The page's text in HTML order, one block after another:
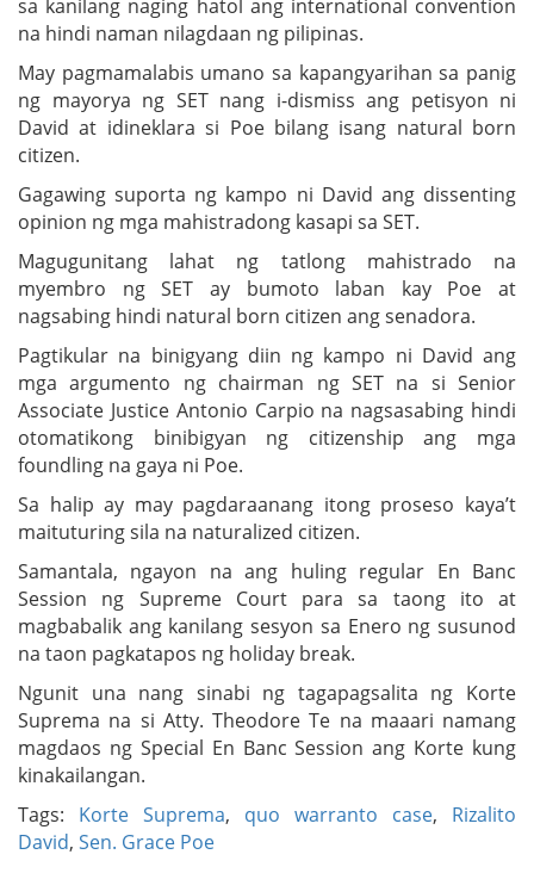
sa kanilang naging hatol ang international convention
na hindi naman nilagdaan ng pilipinas.
May pagmamalabis umano sa kapangyarihan sa panig
ng mayorya ng SET nang i-dismiss ang petisyon ni
David at idineklara si Poe bilang isang natural born
citizen.
Gagawing suporta ng kampo ni David ang dissenting
opinion ng mga mahistradong kasapi sa SET.
Magugunitang lahat ng tatlong mahistrado na
myembro ng SET ay bumoto laban kay Poe at
nagsabing hindi natural born citizen ang senadora.
Pagtikular na binigyang diin ng kampo ni David ang
mga argumento ng chairman ng SET na si Senior
Associate Justice Antonio Carpio na nagsasabing hindi
otomatikong binibigyan ng citizenship ang mga
foundling na gaya ni Poe.
Sa halip ay may pagdaraanang itong proseso kaya’t
maituturing sila na naturalized citizen.
Samantala, ngayon na ang huling regular En Banc
Session ng Supreme Court para sa taong ito at
magbabalik ang kanilang sesyon sa Enero ng susunod
na taon pagkatapos ng holiday break.
Ngunit una nang sinabi ng tagapagsalita ng Korte
Suprema na si Atty. Theodore Te na maaari namang
magdaos ng Special En Banc Session ang Korte kung
kinakailangan.
Tags: Korte Suprema, quo warranto case, Rizalito
David, Sen. Grace Poe